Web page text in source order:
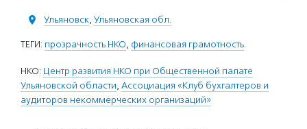
Ульяновск, Ульяновская обл.
ТЕГИ: прозрачность НКО, финансовая грамотность
НКО: Центр развития НКО при Общественной палате
Ульяновской области, Ассоциация «Клуб бухгалтеров и
аудиторов некоммерческих организаций»